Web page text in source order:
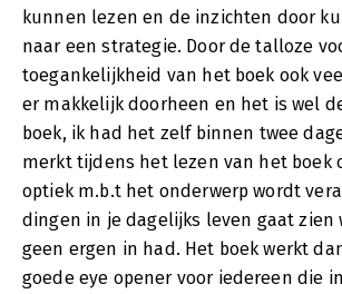
kunnen lezen en de inzichten door
naar een strategie. Door de talloze
toegankelijkheid van het boek ook
er makkelijk doorheen en het is wel
boek, ik had het zelf binnen twee
merkt tijdens het lezen van het boek
optiek m.b.t het onderwerp wordt
dingen in je dagelijks leven gaat zien
geen ergen in had. Het boek werkt
goede eye opener voor iedereen die